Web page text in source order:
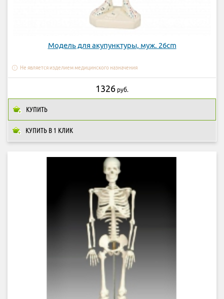
Модель для акупунктуры, муж. 26cm
Не является изделием медицинского назначения
КУПИТЬ В 1 КЛИК
1326 руб.
КУПИТЬ